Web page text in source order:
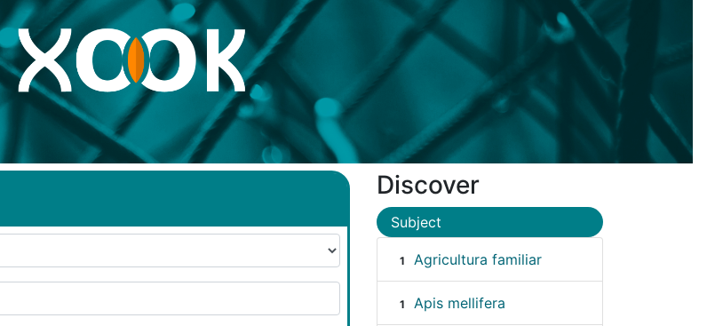
Discover
Subject
1 Agricultura familiar
1 Apis mellifera